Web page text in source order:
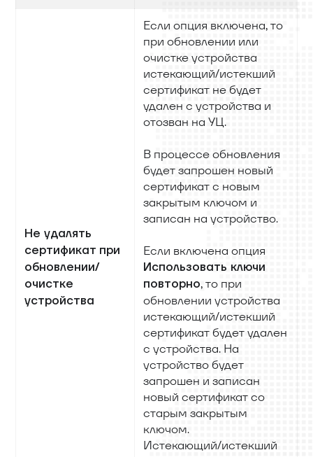
Не удалять
сертификат при
обновлении/
очистке
устройства
Если опция включена, то
при обновлении или
очистке устройства
истекающий/истекший
сертификат не будет
удален с устройства и
отозван на УЦ.
В процессе обновления
будет запрошен новый
сертификат с новым
закрытым ключом и
записан на устройство.
Если включена опция
Использовать ключи
повторно, то при
обновлении устройства
истекающий/истекший
сертификат будет удален
с устройства. На
устройство будет
запрошен и записан
новый сертификат со
старым закрытым
ключом.
Истекающий/истекший